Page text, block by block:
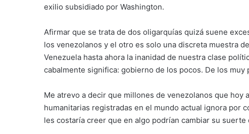
exilio subsidiado por Washington.
Afirmar que se trata de dos oligarquías quizá suene
los venezolanos y el otro es solo una discreta muestra
Venezuela hasta ahora la inanidad de nuestra clase
cabalmente significa: gobierno de los pocos. De los muy
Me atrevo a decir que millones de venezolanos que hoy
humanitarias registradas en el mundo actual ignora por
les costaría creer que en algo podrían cambiar su